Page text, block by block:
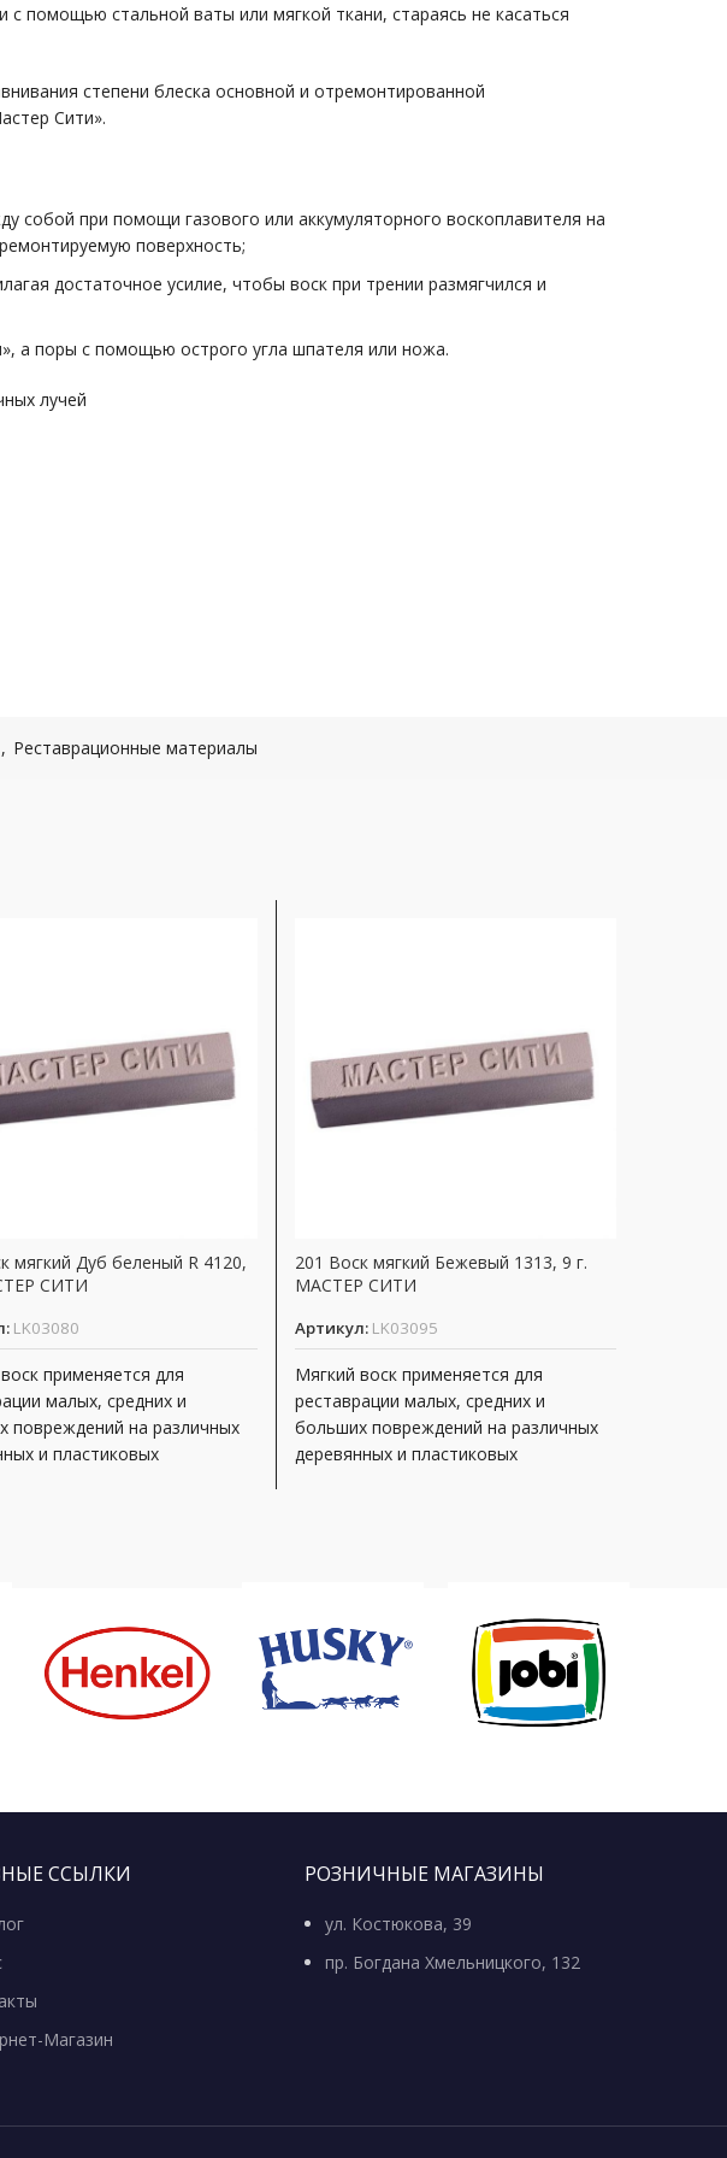
помощью стальной ваты или мягкой ткани, стараясь не касаться
степени блеска основной и отремонтированной
Сити».
собой при помощи газового или аккумуляторного воскоплавителя на
поверхность;
достаточное усилие, чтобы воск при трении размягчился и
а поры с помощью острого угла шпателя или ножа.
лучей
, Реставрационные материалы
мягкий Дуб беленый R 4120,
СИТИ
LK03080
применяется для
малых, средних и
повреждений на различных
и пластиковых
201 Воск мягкий Бежевый 1313, 9 г.
МАСТЕР СИТИ
Артикул: LK03095
Мягкий воск применяется для
реставрации малых, средних и
больших повреждений на различных
деревянных и пластиковых
ССЫЛКИ
Магазин
РОЗНИЧНЫЕ МАГАЗИНЫ
ул. Костюкова, 39
пр. Богдана Хмельницкого, 132